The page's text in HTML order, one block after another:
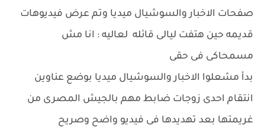
صفحات الاخبار والسوشيال ميديا وتم عرض فيديوهات
قديمه حين هتفت ليالى قائله لعاليه : انا مش
مسمحاكى فى حقى
بدأ مشعلوا الاخبار والسوشيال ميديا بوضع عناوين
انتقام احدى زوجات ضابط مهم بالجيش المصرى من
غريمتها بعد تهديدها فى فيديو واضح وصريح